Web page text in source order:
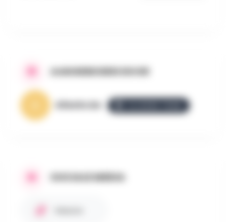
AANGEBODEN DOOR
SOCIALE MEDIA